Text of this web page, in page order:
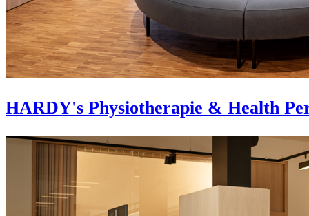
HARDY's Physiotherapie & Health